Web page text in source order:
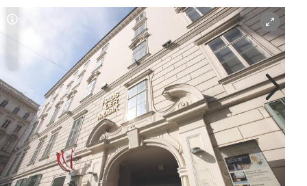
Copyright-Hinweis öffnen/schließen